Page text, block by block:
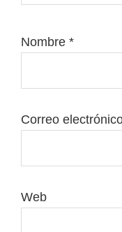
Nombre *
Correo
Web